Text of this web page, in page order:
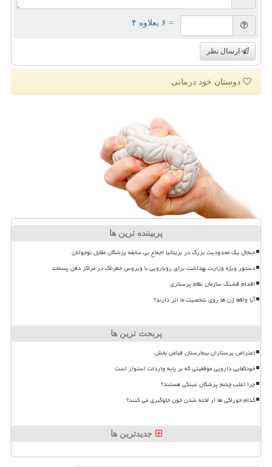
= ۶ بعلاوه ۴
ارسال نظر
دوستان خود درمانی
پربیننده ترین ها
جنجال یک محدودیت بزرگ در بریتانیا اجماع بی سابقه پزشکان مقابل نوجوانان
دستور ویژه وزارت بهداشت برای رویارویی با ویروس خطرناک در مراکز دفن پسماند
اقدام قشنگ سازمان نظام پرستاری
آیا واقعا ژن ها روی شخصیت ما اثر دارند؟
پربحث ترین ها
اعتراض پرستاران بیمارستان فیاض بخش
خودکفایی دارویی موفقیتی که بر پایه واردات استوار است
چرا اغلب چشم پزشکان عینکی هستند؟
کدام خوراکی ها از لخته شدن خون جلوگیری می کنند؟
جدیدترین ها